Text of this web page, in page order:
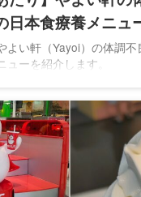
日本食療養メニュ
よい軒（Yayoi）の体調不
ーを紹介します。